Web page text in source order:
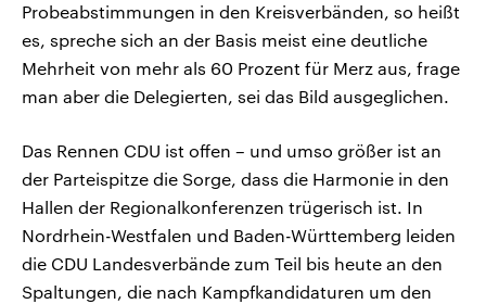
Probeabstimmungen in den Kreisverbänden, so heißt
es, spreche sich an der Basis meist eine deutliche
Mehrheit von mehr als 60 Prozent für Merz aus, frage
man aber die Delegierten, sei das Bild ausgeglichen.
Das Rennen CDU ist offen – und umso größer ist an
der Parteispitze die Sorge, dass die Harmonie in den
Hallen der Regionalkonferenzen trügerisch ist. In
Nordrhein-Westfalen und Baden-Württemberg leiden
die CDU Landesverbände zum Teil bis heute an den
Spaltungen, die nach Kampfkandidaturen um den